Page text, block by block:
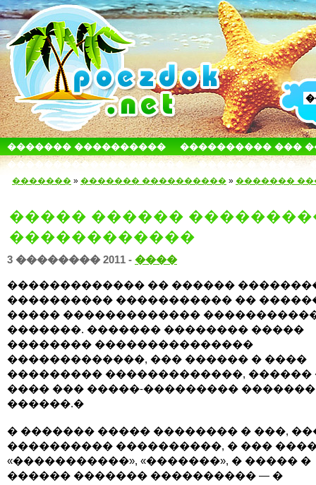
������� ����������
���������� ���
������������� ������
����� � ����
������� » ������� ���������� » �������
����� ������
������������
3 �������� 2011 - ����
������������� �� ������
���������� ����������� ��
����� �������������
�������. ������� �������� �����
�������� ���������������
�������������, ��� ������ � ����
��������� �������������, ������
���� ��� �����-��������� �������
������.�
� ������� ����� �������� � ���,
���������� ����������, � ���
«�����������», «�������», � ����� �
������ ������� ���������� — �